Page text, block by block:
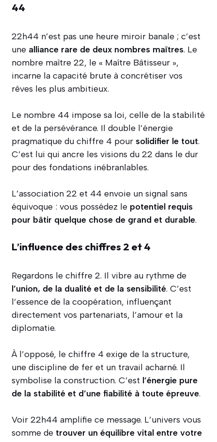
44
22h44 n’est pas une heure miroir banale ; c’est
une alliance rare de deux nombres maîtres. Le
nombre maître 22, le « Maître Bâtisseur »,
incarne la capacité brute à concrétiser vos
rêves les plus ambitieux.
Le nombre 44 impose sa loi, celle de la stabilité
et de la persévérance. Il double l’énergie
pragmatique du chiffre 4 pour solidifier le tout.
C’est lui qui ancre les visions du 22 dans le dur
pour des fondations inébranlables.
L’association 22 et 44 envoie un signal sans
équivoque : vous possédez le potentiel requis
pour bâtir quelque chose de grand et durable.
L’influence des chiffres 2 et 4
Regardons le chiffre 2. Il vibre au rythme de
l’union, de la dualité et de la sensibilité. C’est
l’essence de la coopération, influençant
directement vos partenariats, l’amour et la
diplomatie.
À l’opposé, le chiffre 4 exige de la structure,
une discipline de fer et un travail acharné. Il
symbolise la construction. C’est l’énergie pure
de la stabilité et d’une fiabilité à toute épreuve.
Voir 22h44 amplifie ce message. L’univers vous
somme de trouver un équilibre vital entre votre